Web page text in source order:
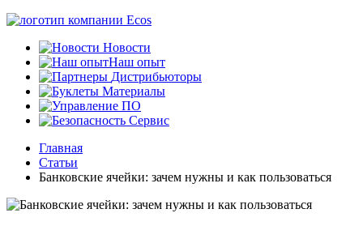
Новости
Наш опыт
Дистрибьюторы
Материалы
ПО
Сервис
Главная
Статьи
Банковские ячейки: зачем нужны и как пользоваться